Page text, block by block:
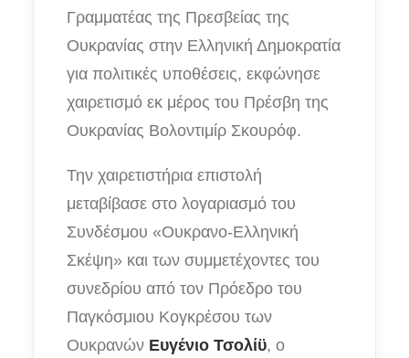
Γραμματέας της Πρεσβείας της
Ουκρανίας στην Ελληνική Δημοκρατία
για πολιτικές υποθέσεις, εκφώνησε
χαιρετισμό εκ μέρος του Πρέσβη της
Ουκρανίας Βολοντιμίρ Σκουρόφ.
Την χαιρετιστήρια επιστολή
μεταβίβασε στο λογαριασμό του
Συνδέσμου «Ουκρανο-Ελληνική
Σκέψη» και των συμμετέχοντες του
συνεδρίου από τον Πρόεδρο του
Παγκόσμιου Κογκρέσου των
Ουκρανών Ευγένιο Τσολίϋ, ο